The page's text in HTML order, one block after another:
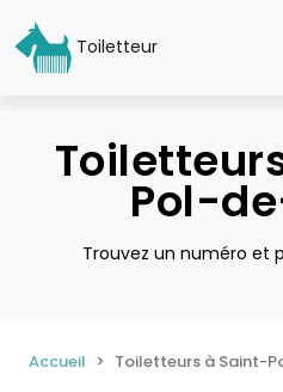
Toiletteur
Pol-
Trouvez un numéro et
Accueil Toiletteurs à Saint-